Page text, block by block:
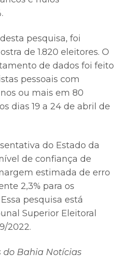
pesquisa, foi
de 1.820 eleitores. O
de dados foi feito
pessoais com
ou mais em 80
dias 19 a 24 de abril de
do Estado da
de confiança de
estimada de erro
2,3% para os
pesquisa está
Superior Eleitoral
2022.
do Bahia Notícias